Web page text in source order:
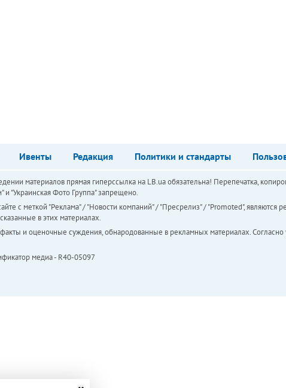
Ивенты Редакция Политики и стандарты
материалов прямая гиперссылка на LB.ua обязательна! Перепечатка,
и "Украинская Фото Группа" запрещено.
с меткой "Реклама" / "Новости компаний" / "Пресрелиз" / "Promoted", являются
в этих материалах.
и оценочные суждения, обнародованные в рекламных материалах.
медиа - R40-05097